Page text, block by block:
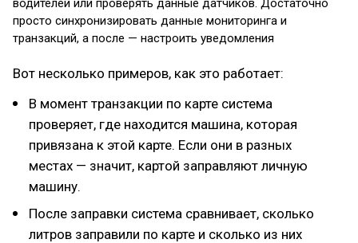
водителей или проверять данные датчиков. Достаточно
просто синхронизировать данные мониторинга и
транзакций, а после — настроить уведомления
Вот несколько примеров, как это работает:
В момент транзакции по карте система
проверяет, где находится машина, которая
привязана к этой карте. Если они в разных
местах — значит, картой заправляют личную
машину.
После заправки система сравнивает, сколько
литров заправили по карте и сколько из них